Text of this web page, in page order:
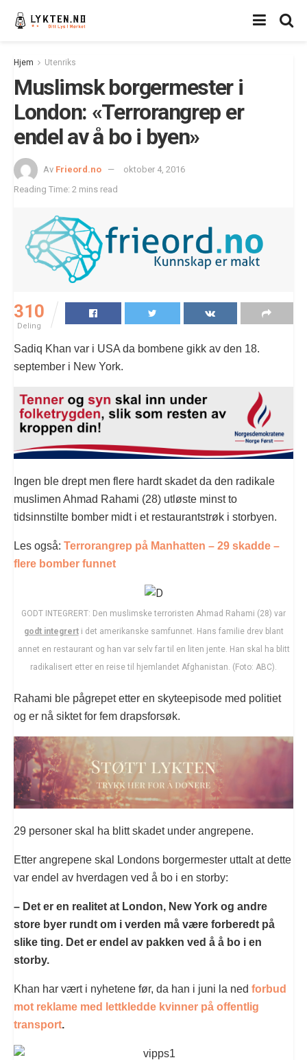
Hjem Utenriks
Muslimsk borgermester i
London: «Terrorangrep er
endel av å bo i byen»
Av Frieord.no
oktober 4, 2016
Reading Time: 2 mins read
310
Deling
Sadiq Khan var i USA da bombene gikk av den 18.
september i New York.
Ingen ble drept men flere hardt skadet da den radikale
muslimen Ahmad Rahami (28) utløste minst to
tidsinnstilte bomber midt i et restaurantstrøk i storbyen.
Les også: Terrorangrep på Manhatten – 29 skadde –
flere bomber funnet
GODT INTEGRERT: Den muslimske terroristen Ahmad Rahami (28) var
godt integrerti det amerikanske samfunnet. Hans familie drev blant
annet en restaurant og han var selv far til en liten jente. Han skal ha blitt
radikalisert etter en reise til hjemlandet Afghanistan. (Foto: ABC).
Rahami ble pågrepet etter en skyteepisode med politiet
og er nå siktet for fem drapsforsøk.
29 personer skal ha blitt skadet under angrepene.
Etter angrepene skal Londons borgermester uttalt at dette
var endel av hverdagen ved å bo i en storby:
– Det er en realitet at London, New York og andre
store byer rundt om i verden må være forberedt på
slike ting. Det er endel av pakken ved å å bo i en
storby.
Khan har vært i nyhetene før, da han i juni la ned forbud
mot reklame med lettkledde kvinner på offentlig
transport.